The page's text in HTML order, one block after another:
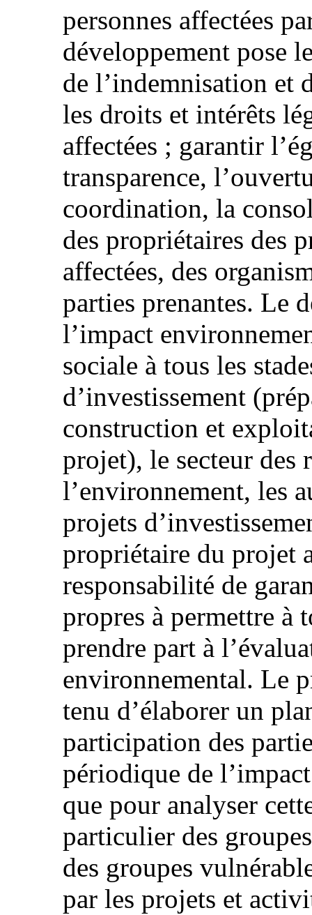
personnes affectées
développement pose
de l’indemnisation et
les droits et intérêts
affectées ; garantir
transparence,
coordination, la
des propriétaires des
affectées, des
parties prenantes. Le
l’impact
sociale à tous les
d’investissement
construction et
projet), le secteur des
l’environnement, les
projets
propriétaire du projet
responsabilité de
propres à permettre à
prendre part à
environnemental. Le
tenu d’élaborer un
participation des
périodique de
que pour analyser
particulier des
des groupes
par les projets et